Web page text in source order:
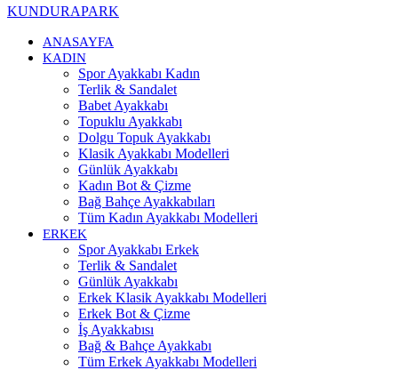
KUNDURAPARK
ANASAYFA
KADIN
Spor Ayakkabı Kadın
Terlik & Sandalet
Babet Ayakkabı
Topuklu Ayakkabı
Dolgu Topuk Ayakkabı
Klasik Ayakkabı Modelleri
Günlük Ayakkabı
Kadın Bot & Çizme
Bağ Bahçe Ayakkabıları
Tüm Kadın Ayakkabı Modelleri
ERKEK
Spor Ayakkabı Erkek
Terlik & Sandalet
Günlük Ayakkabı
Erkek Klasik Ayakkabı Modelleri
Erkek Bot & Çizme
İş Ayakkabısı
Bağ & Bahçe Ayakkabı
Tüm Erkek Ayakkabı Modelleri